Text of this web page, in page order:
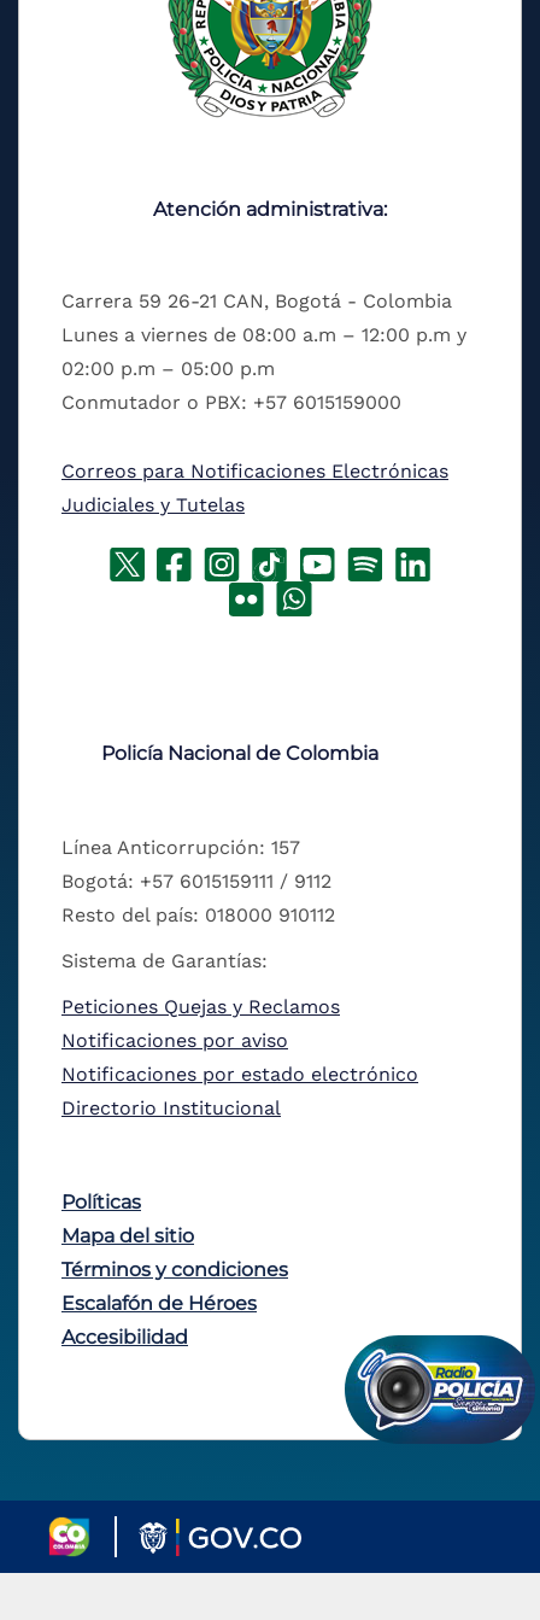
Atención administrativa:
Carrera 59 26-21 CAN, Bogotá - Colombia
Lunes a viernes de 08:00 a.m – 12:00 p.m y
02:00 p.m – 05:00 p.m
Conmutador o PBX: +57 6015159000
Correos para Notificaciones Electrónicas
Judiciales y Tutelas
Policía Nacional de Colombia
Línea Anticorrupción: 157
Bogotá: +57 6015159111 / 9112
Resto del país: 018000 910112
Sistema de Garantías:
Peticiones Quejas y Reclamos
Notificaciones por aviso
Notificaciones por estado electrónico
Directorio Institucional
Políticas
Mapa del sitio
Términos y condiciones
Escalafón de Héroes
Accesibilidad